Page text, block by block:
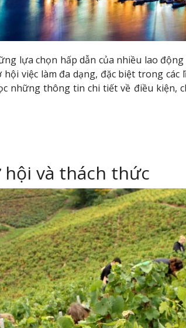
lựa chọn hấp dẫn của nhiều lao động
việc làm đa dạng, đặc biệt trong các
những thông tin chi tiết về điều
hội và thách thức